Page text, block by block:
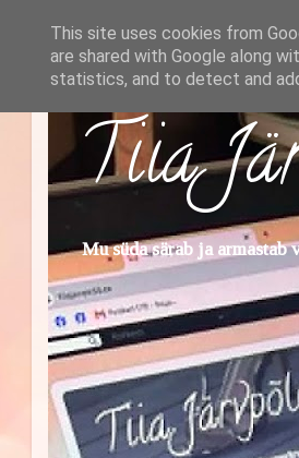
Tiia
Mu süda särab ja
This site uses cookies from
are shared with Google along
statistics, and to detect and